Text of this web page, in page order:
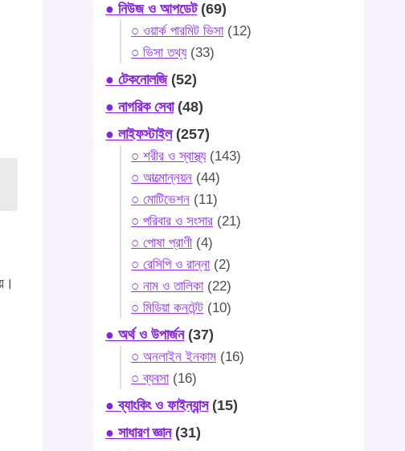
● নিউজ ও আপডেট(69)
○ ওয়ার্ক পারমিট ভিসা(12)
○ ভিসা তথ্য(33)
● টেকনোলজি(52)
● নাগরিক সেবা(48)
● লাইফস্টাইল(257)
○ শরীর ও স্বাস্থ্য(143)
○ আত্মোন্নয়ন (44)
○ মোটিভেশন (11)
○ পরিবার ও সংসার (21)
○ পোষা প্রাণী (4)
○ রেসিপি ও রান্না(2)
○ নাম ও তালিকা(22)
○ মিডিয়া কনটেন্ট (10)
● অর্থ ও উপার্জন(37)
○ অনলাইন ইনকাম (16)
○ ব্যবসা(16)
● ব্যাংকিং ও ফাইন্যান্স(15)
● সাধারণ জ্ঞান(31)